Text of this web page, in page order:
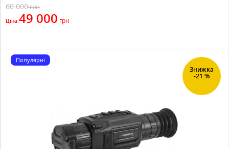
60 000грн
Ціна:49 000 грн
Знижка
-21 %
Популярні